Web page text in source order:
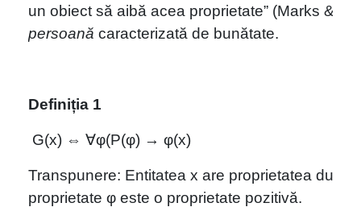
un obiect să aibă acea proprietate” (Marks &
persoană caracterizată de bunătate.
Definiția 1
G(x) ⇔ ∀φ(P(φ) → φ(x)
Transpunere: Entitatea x are proprietatea
proprietate φ este o proprietate pozitivă.